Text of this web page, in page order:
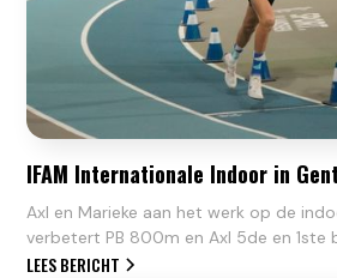
IFAM Internationale Indoor in
Axl en Marieke aan het werk op de
verbetert PB 800m en Axl 5de en 1ste
LEES BERICHT